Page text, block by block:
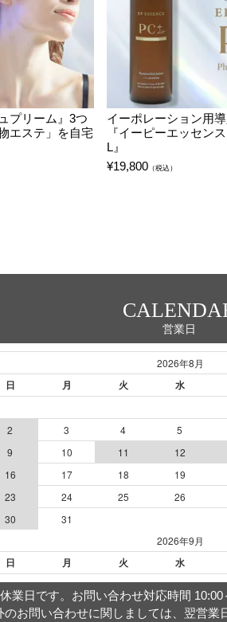
プリーム』3つ
エステ」を自宅
イーポレーション用
『イーピーエッセン
L』
¥19,800 （税込）
営業日
業日です。お問い合わせ対応時間
のお問い合わせに関しましては、翌営業